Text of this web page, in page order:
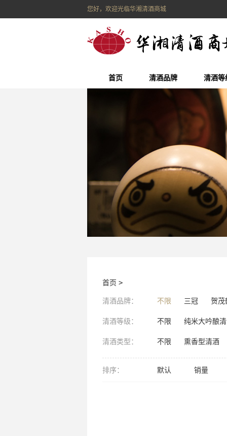
您好，欢迎光临华湘清酒商城
首页 清酒品牌 清酒等
首页 >
清酒品牌： 不限 三冠 贺茂
清酒等级： 不限 纯米大吟酿
清酒类型： 不限 熏香型清酒
排序： 默认 销量